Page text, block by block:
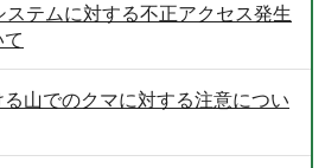
テムに対する不正アクセス発生
山でのクマに対する注意につい